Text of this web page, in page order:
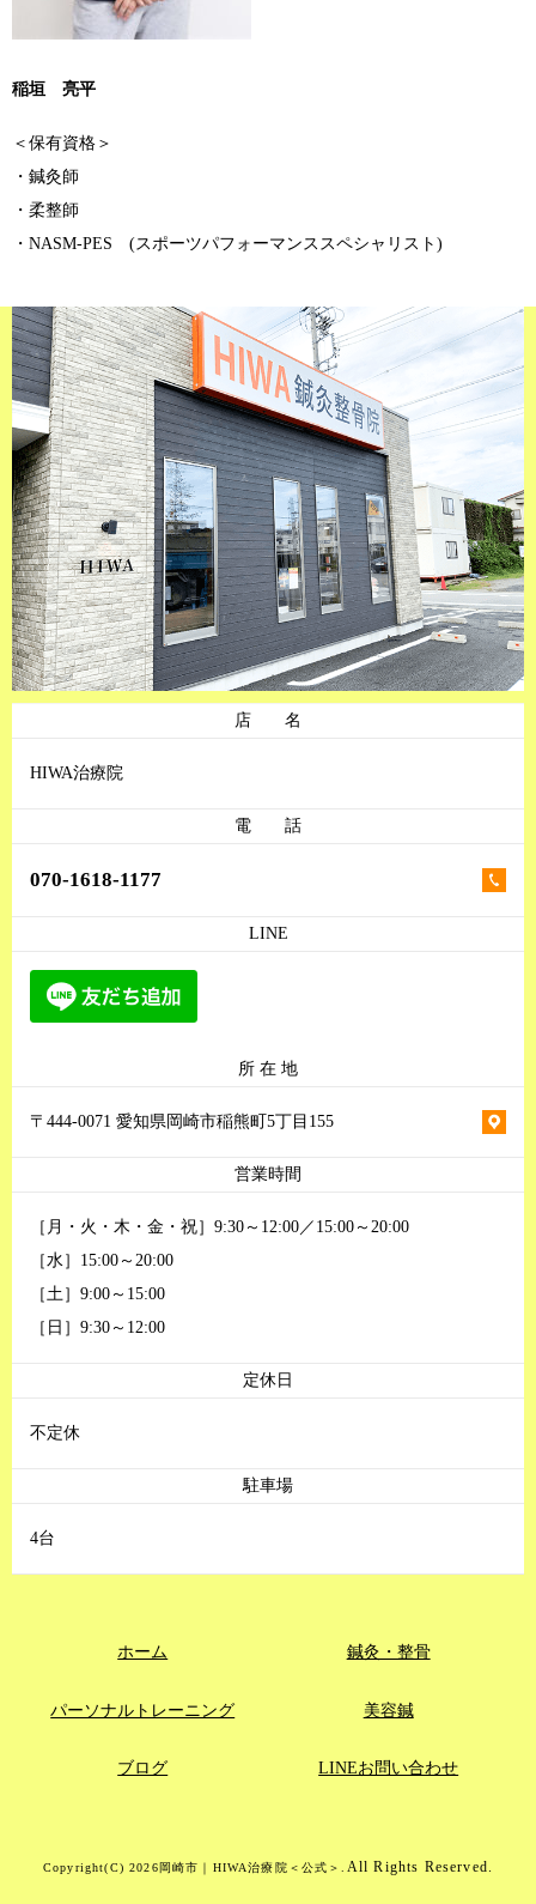
稲垣 亮平
＜保有資格＞
・鍼灸師
・柔整師
・NASM-PES (スポーツパフォーマンススペシャリスト)
店 名
HIWA治療院
電 話
070-1618-1177
LINE
所 在 地
〒444-0071 愛知県岡崎市稲熊町5丁目155
営業時間
［月・火・木・金・祝］9:30～12:00／15:00～20:00
［水］15:00～20:00
［土］9:00～15:00
［日］9:30～12:00
定休日
不定休
駐車場
4台
ホーム 鍼灸・整骨
パーソナルトレーニング 美容鍼
ブログ LINEお問い合わせ
Copyright(C) 2026岡崎市｜HIWA治療院＜公式＞. All Rights Reserved.